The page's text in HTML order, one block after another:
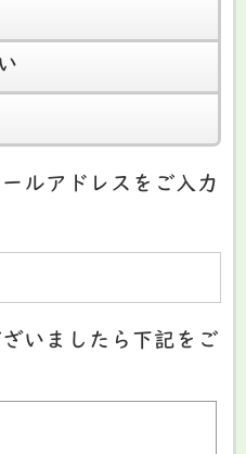
ルアドレスをご入力
いましたら下記をご